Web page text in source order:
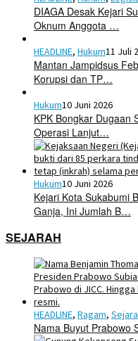
DIAGA Desak Kejari
Oknum Anggota …
HEADLINE, Hukum11 Juli
Mantan Jampidsus
Korupsi dan TP…
Hukum10 Juni 2026
KPK Bongkar Dugaan
Operasi Lanjut…
Hukum10 Juni 2026
Kejari Kota Sukabumi
Ganja, Ini Jumlah B…
SEJARAH
HEADLINE, Ragam,
Nama Buyut Prabowo